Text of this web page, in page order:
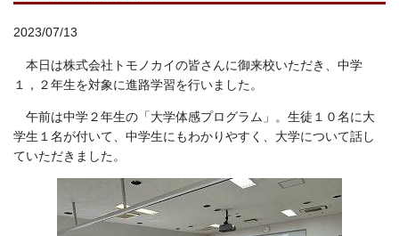
2023/07/13
本日は株式会社トモノカイの皆さんに御来校いただき、中学
１，２年生を対象に進路学習を行いました。
午前は中学２年生の「大学体感プログラム」。生徒１０名に大
学生１名が付いて、中学生にもわかりやすく、大学について話し
ていただきました。